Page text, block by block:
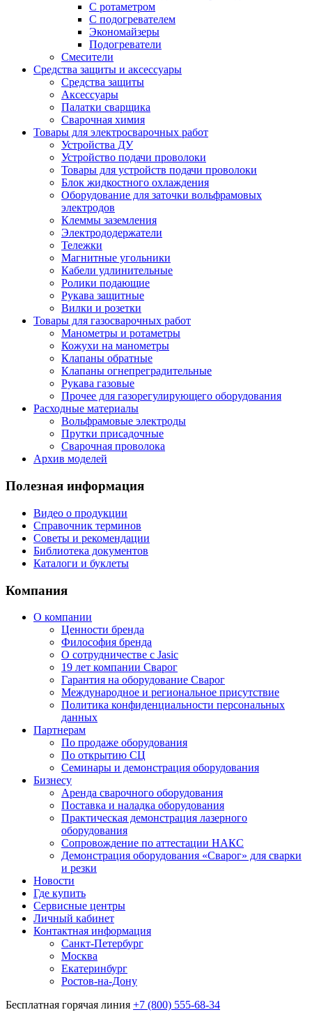
С ротаметром
С подогревателем
Экономайзеры
Подогреватели
Смесители
Средства защиты и аксессуары
Средства защиты
Аксессуары
Палатки сварщика
Сварочная химия
Товары для электросварочных работ
Устройства ДУ
Устройство подачи проволоки
Товары для устройств подачи проволоки
Блок жидкостного охлаждения
Оборудование для заточки вольфрамовых
электродов
Клеммы заземления
Электрододержатели
Тележки
Магнитные угольники
Кабели удлинительные
Ролики подающие
Рукава защитные
Вилки и розетки
Товары для газосварочных работ
Манометры и ротаметры
Кожухи на манометры
Клапаны обратные
Клапаны огнепреградительные
Рукава газовые
Прочее для газорегулирующего оборудования
Расходные материалы
Вольфрамовые электроды
Прутки присадочные
Сварочная проволока
Архив моделей
Полезная информация
Видео о продукции
Справочник терминов
Советы и рекомендации
Библиотека документов
Каталоги и буклеты
Компания
О компании
Ценности бренда
Философия бренда
О сотрудничестве с Jasic
19 лет компании Сварог
Гарантия на оборудование Сварог
Международное и региональное присутствие
Политика конфиденциальности персональных
данных
Партнерам
По продаже оборудования
По открытию СЦ
Семинары и демонстрация оборудования
Бизнесу
Аренда сварочного оборудования
Поставка и наладка оборудования
Практическая демонстрация лазерного
оборудования
Сопровождение по аттестации НАКС
Демонстрация оборудования «Сварог» для сварки
и резки
Новости
Где купить
Сервисные центры
Личный кабинет
Контактная информация
Санкт-Петербург
Москва
Екатеринбург
Ростов-на-Дону
Бесплатная горячая линия +7 (800) 555-68-34